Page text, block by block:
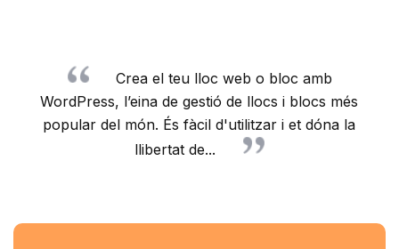
Crea el teu lloc web o bloc amb
WordPress, l’eina de gestió de llocs i blocs més
popular del món. És fàcil d'utilitzar i et dóna la
llibertat de...